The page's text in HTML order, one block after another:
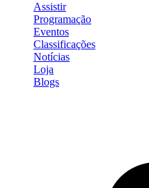
Assistir
Programação
Eventos
Classificações
Notícias
Loja
Blogs